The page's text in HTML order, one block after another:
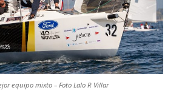
equipo mixto – Foto Lalo R Villar